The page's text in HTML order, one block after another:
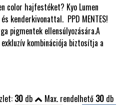
color hajfestéket? Kyo Lumen
kenderkivonattal. PPD MENTES!
pigmentek ellensúlyozására.A
kombinációja biztosítja a
30 db Max. rendelhető 30 db